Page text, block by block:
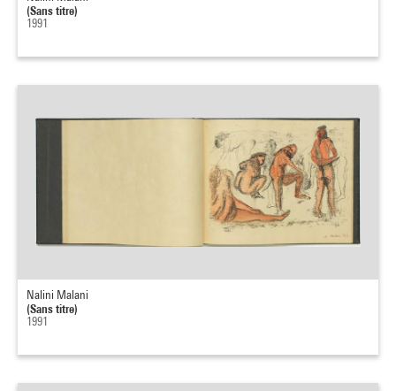
(Sans titre)
1991
Nalini Malani
(Sans titre)
1991